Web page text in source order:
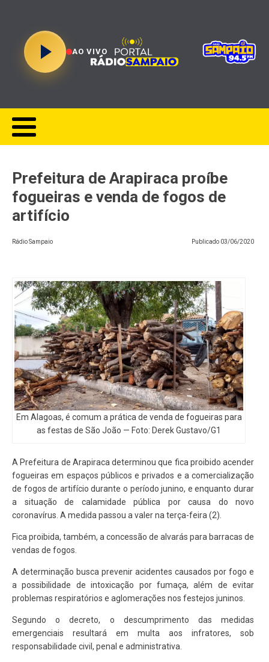
AO VIVO
Prefeitura de Arapiraca proíbe
fogueiras e venda de fogos de
artifício
Rádio Sampaio Publicado 03/06/2020
Em Alagoas, é comum a prática de venda de fogueiras para
as festas de São João — Foto: Derek Gustavo/G1
A Prefeitura de Arapiraca determinou que fica proibido acender
fogueiras em espaços públicos e privados e a comercialização
de fogos de artifício durante o período junino, e enquanto durar
a situação de calamidade pública por causa do novo
coronavírus. A medida passou a valer na terça-feira (2).
Fica proibida, também, a concessão de alvarás para barracas de
vendas de fogos.
A determinação busca prevenir acidentes causados por fogo e
a possibilidade de intoxicação por fumaça, além de evitar
problemas respiratórios e aglomerações nos festejos juninos.
Segundo o decreto, o descumprimento das medidas
emergenciais resultará em multa aos infratores, sob
responsabilidade civil, penal e administrativa.